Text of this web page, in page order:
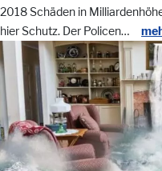
2018 Schäden in
hier Schutz. Der Policen…